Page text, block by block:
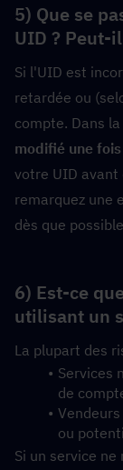
5) Que se
UID ? Peut-
Si l'UID est
retardée ou
compte. Dans
modifié une
votre UID avant
remarquez une
dès que
6) Est-ce
utilisant un
La plupart des
Services
de
ou
Si un service